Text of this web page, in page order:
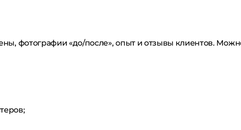
фотографии «до/после», опыт и отзывы клиентов.